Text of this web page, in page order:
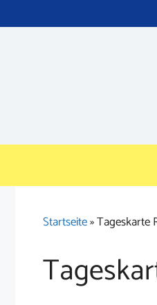
Inhalt
Startseite»Tageskarte